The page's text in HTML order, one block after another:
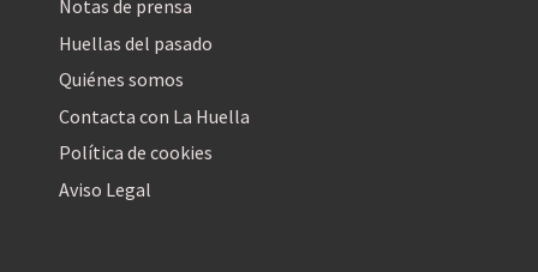
Notas de prensa
Huellas del pasado
Quiénes somos
Contacta con La Huella
Política de cookies
Aviso Legal